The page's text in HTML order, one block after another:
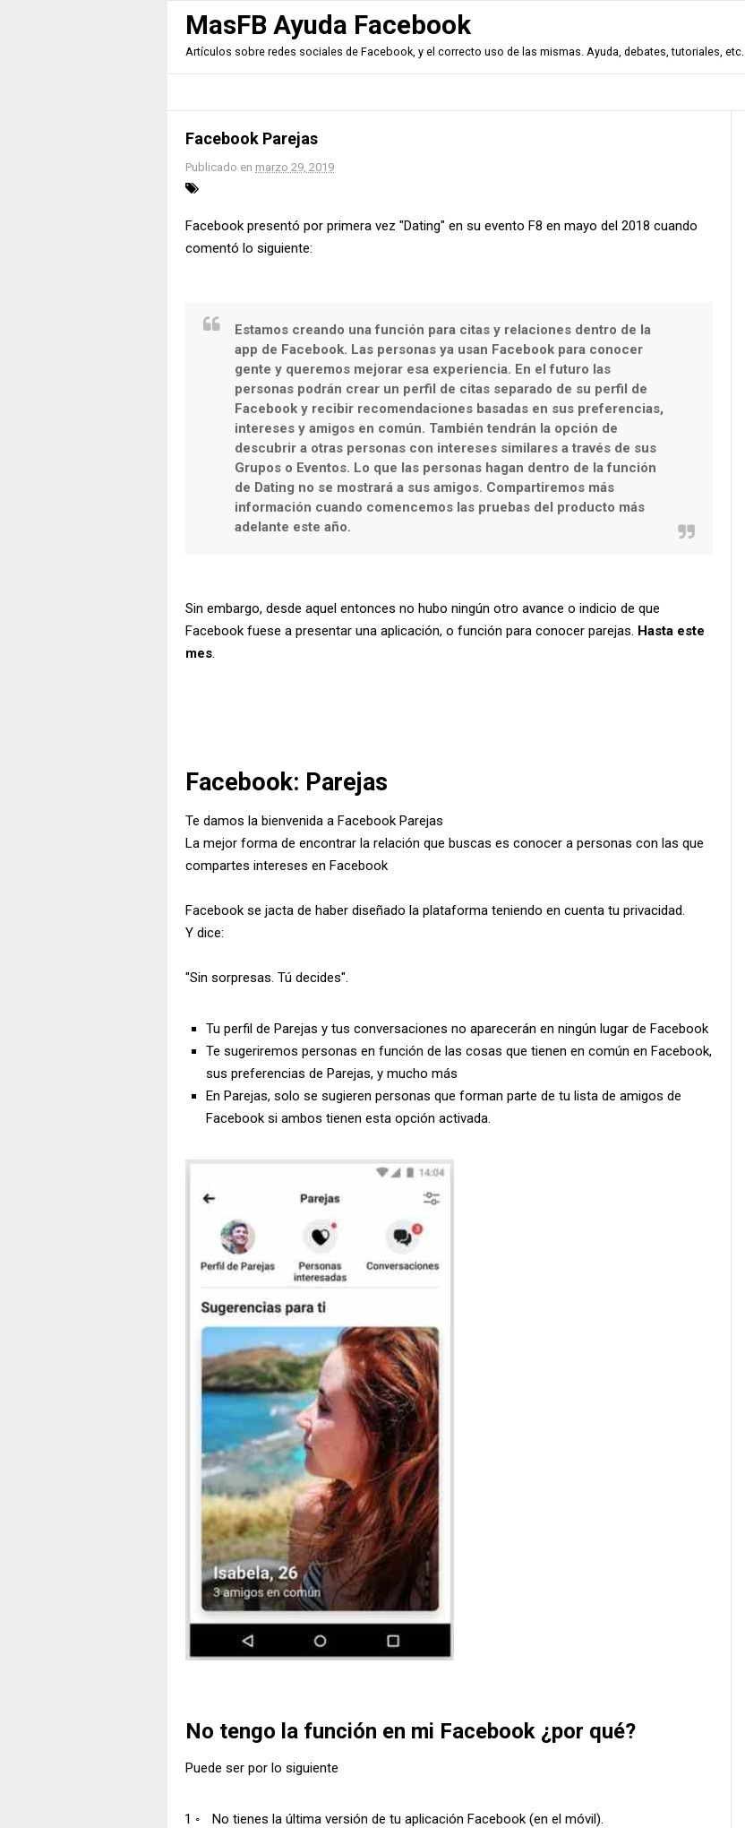
MasFB Ayuda Facebook
Artículos sobre redes sociales de Facebook, y el correcto uso de las mismas. Ayuda, debates, tutoriales, etc.
Facebook Parejas
Publicado en marzo 29, 2019
Facebook presentó por primera vez "Dating" en su evento F8 en mayo del 2018 cuando
comentó lo siguiente:
Estamos creando una función para citas y relaciones dentro de la
app de Facebook. Las personas ya usan Facebook para conocer
gente y queremos mejorar esa experiencia. En el futuro las
personas podrán crear un perfil de citas separado de su perfil de
Facebook y recibir recomendaciones basadas en sus preferencias,
intereses y amigos en común. También tendrán la opción de
descubrir a otras personas con intereses similares a través de sus
Grupos o Eventos. Lo que las personas hagan dentro de la función
de Dating no se mostrará a sus amigos. Compartiremos más
información cuando comencemos las pruebas del producto más
adelante este año.
Sin embargo, desde aquel entonces no hubo ningún otro avance o indicio de que
Facebook fuese a presentar una aplicación, o función para conocer parejas. Hasta este
mes
Facebook: Parejas
Te damos la bienvenida a Facebook Parejas
La mejor forma de encontrar la relación que buscas es conocer a personas con las que
compartes intereses en Facebook
Facebook se jacta de haber diseñado la plataforma teniendo en cuenta tu privacidad.
Y dice:
"Sin sorpresas. Tú decides".
Tu perfil de Parejas y tus conversaciones no aparecerán en ningún lugar de Facebook
Te sugeriremos personas en función de las cosas que tienen en común en Facebook,
sus preferencias de Parejas, y mucho más
En Parejas, solo se sugieren personas que forman parte de tu lista de amigos de
Facebook si ambos tienen esta opción activada.
No tengo la función en mi Facebook ¿por qué?
Puede ser por lo siguiente
No tienes la última versión de tu aplicación Facebook (en el móvil).